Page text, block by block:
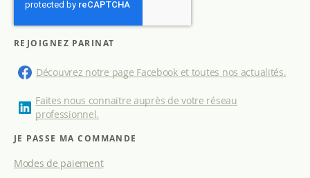
i
p
o
r
REJOIGNEZ PARINAT
Découvrez notre page Facebook et toutes nos actualités.
Faites nous connaitre auprès de votre réseau
professionnel.
JE PASSE MA COMMANDE
Modes de paiement